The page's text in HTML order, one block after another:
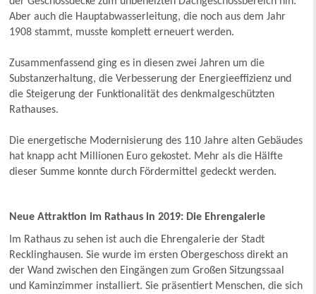
Aber auch die Hauptabwasserleitung, die noch aus dem Jahr
1908 stammt, musste komplett erneuert werden.
Zusammenfassend ging es in diesen zwei Jahren um die
Substanzerhaltung, die Verbesserung der Energieeffizienz und
die Steigerung der Funktionalität des denkmalgeschützten
Rathauses.
Die energetische Modernisierung des 110 Jahre alten Gebäudes
hat knapp acht Millionen Euro gekostet. Mehr als die Hälfte
dieser Summe konnte durch Fördermittel gedeckt werden.
Neue Attraktion im Rathaus in 2019: Die Ehrengalerie
Im Rathaus zu sehen ist auch die Ehrengalerie der Stadt
Recklinghausen. Sie wurde im ersten Obergeschoss direkt an
der Wand zwischen den Eingängen zum Großen Sitzungssaal
und Kaminzimmer installiert. Sie präsentiert Menschen, die sich